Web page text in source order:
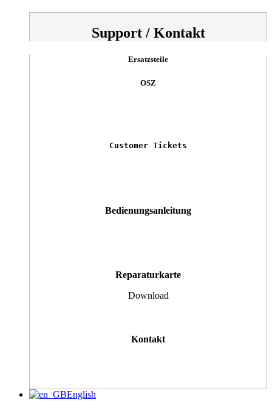
Support / Kontakt
Ersatzsteile
OSZ
Customer Tickets
Bedienungsanleitung
Reparaturkarte
Download
Kontakt
English